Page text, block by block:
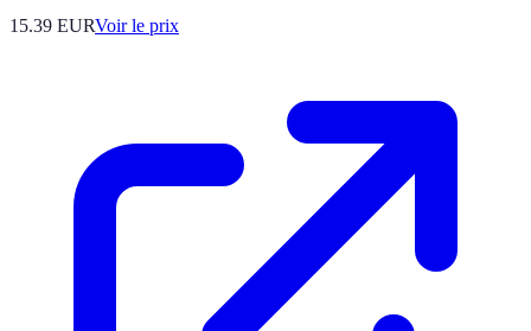
15.39 EURVoir le prix